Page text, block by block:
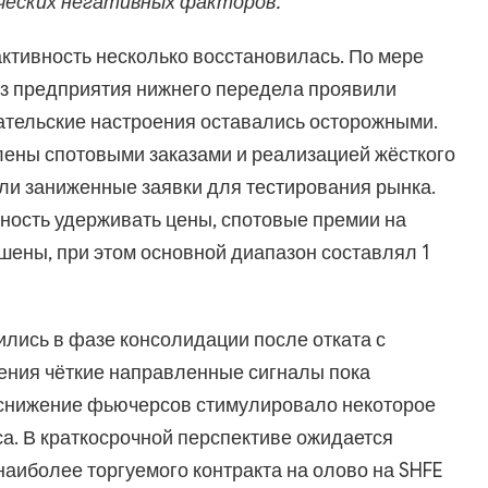
несколько восстановилась. По мере
предприятия нижнего передела проявили
настроения оставались осторожными.
спотовыми заказами и реализацией жёсткого
заниженные заявки для тестирования рынка.
удерживать цены, спотовые премии на
при этом основной диапазон составлял 1
в фазе консолидации после отката с
чёткие направленные сигналы пока
фьючерсов стимулировало некоторое
В краткосрочной перспективе ожидается
торгуемого контракта на олово на SHFE